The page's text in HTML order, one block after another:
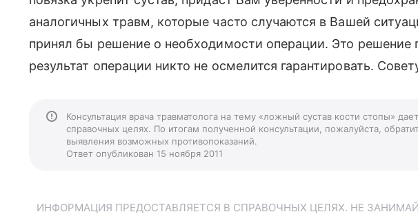
аналогичных травм, которые часто случаются в Вашей
принял бы решение о необходимости операции. Это решение
результат операции никто не осмелится гарантировать.
Консультация врача травматолога на тему «ложный сустав кости стопы»
справочных целях. По итогам полученной консультации, пожалуйста,
выявления возможных противопоказаний.
Ответ опубликован 15 ноября 2011
ИНФОРМАЦИЯ ПРЕДОСТАВЛЯЕТСЯ В СПРАВОЧНЫХ ЦЕЛЯХ. НЕ